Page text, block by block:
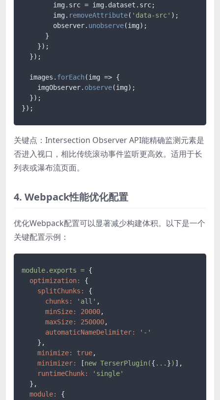
        img.
src = img. dataset . src;
        img.
removeAttribute( 'data-src' );
        observer.
unobserve(img);
      }
    });
  });
  images.
forEach(img => {
    imgObserver.
observe(img);
  });
关键点：Intersection Observer API能精确监测元素是
否进入视口，相比传统滚动事件监听更高效。适用于长
列表或瀑布流页面。
4. Webpack性能优化配置
优化Webpack配置可以显著减少构建体积。以下是一个
关键配置示例：
module.exports = {
optimization:
{
splitChunks:
{
chunks:
'all' ,
minSize:
20000,
maxSize:
250000,
automaticNameDelimiter:
'-'
    },
minimize:
true,
minimizer:
[new TerserPlugin({ ... }) ],
runtimeChunk:
'single'
  },
module:
{